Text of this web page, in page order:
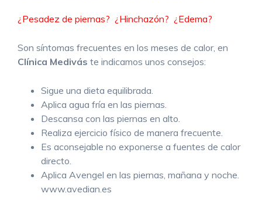
¿Pesadez de piernas? ¿Hinchazón? ¿Edema?
Son síntomas frecuentes en los meses de calor, en
Clínica Medivás te indicamos unos consejos:
Sigue una dieta equilibrada.
Aplica agua fría en las piernas.
Descansa con las piernas en alto.
Realiza ejercicio físico de manera frecuente.
Es aconsejable no exponerse a fuentes de calor
directo.
Aplica Avengel en las piernas, mañana y noche.
www.avedian.es